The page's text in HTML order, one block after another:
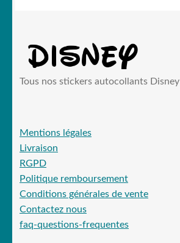
Tous nos stickers autocollants Disney
Mentions légales
Livraison
RGPD
Politique remboursement
Conditions générales de vente
Contactez nous
faq-questions-frequentes